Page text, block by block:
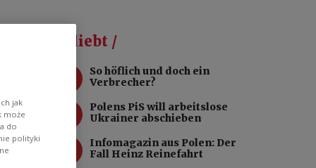
УКРАЇНСЬКА
Beliebt /
So höflich und doch ein
Verbrecher?
Polens PiS will arbeitslose
Ukrainer abschieben
Infomagazin aus Polen: Der
Fall Heinz Reinefahrt
jak
może
do
polityki